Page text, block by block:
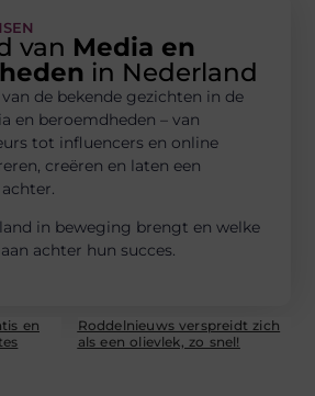
van Media en
in Nederland
de bekende gezichten in de
en beroemdheden – van
tot influencers en online
creëren en laten een
in beweging brengt en welke
achter hun succes.
en
Roddelnieuws verspreidt zich
als een olievlek, zo snel!